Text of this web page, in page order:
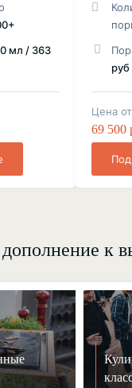
мл / 363
руб
Цена
69 500
к